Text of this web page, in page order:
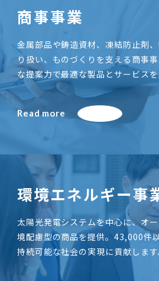
商事事業
金属部品や鋳造資材、凍結防止剤
り扱い、ものづくりを支える商事
な提案力で最適な製品とサービスを
Read more
環境エネルギー事
太陽光発電システムを中心に、オ
境配慮型の商品を提供。43,000件
持続可能な社会の実現に貢献します